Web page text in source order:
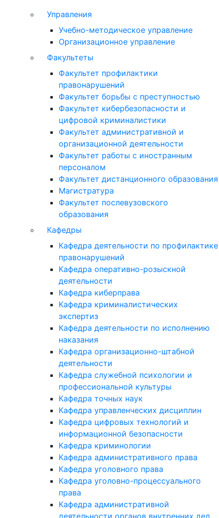
Управления
Учебно-методическое управление
Организационное управление
Факультеты
Факультет профилактики
правонарушений
Факультет борьбы с преступностью
Факультет кибербезопасности и
цифровой криминалистики
Факультет административной и
организационной деятельности
Факультет работы с иностранным
персоналом
Факультет дистанционного образования
Магистратура
Факультет послевузовского
образования
Кафедры
Кафедра деятельности по профилактике
правонарушений
Кафедра оперативно-розыскной
деятельности
Кафедра киберправа
Кафедра криминалистических
экспертиз
Кафедра деятельности по исполнению
наказания
Кафедра организационно-штабной
деятельности
Кафедра служебной психологии и
профессиональной культуры
Кафедра точных наук
Кафедра управленческих дисциплин
Кафедра цифровых технологий и
информационной безопасности
Кафедра криминологии
Кафедра административного права
Кафедра уголовного права
Кафедра уголовно-процессуального
права
Кафедра административной
деятельности органов внутренних дел